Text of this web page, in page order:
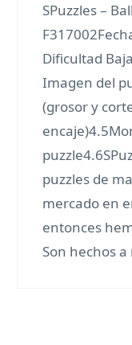
SPuzzles –
Dificultad
Imagen del
(grosor y
puzzles de
mercado en
entonces
Son hechos